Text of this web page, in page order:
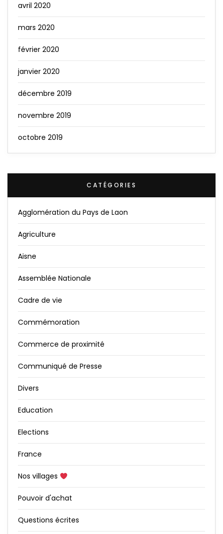
avril 2020
mars 2020
février 2020
janvier 2020
décembre 2019
novembre 2019
octobre 2019
CATÉGORIES
Agglomération du Pays de Laon
Agriculture
Aisne
Assemblée Nationale
Cadre de vie
Commémoration
Commerce de proximité
Communiqué de Presse
Divers
Education
Elections
France
Nos villages
Pouvoir d'achat
Questions écrites